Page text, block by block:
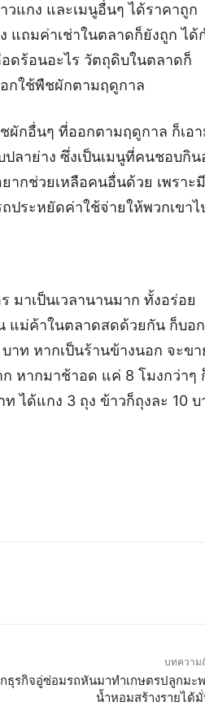
วแกง และเมนูอื่นๆ ได้ราคาถูก
แถมค่าเช่าในตลาดก็ยังถูก ได้
ดร้อนอะไร วัตถุดิบในตลาดก็
กใช้พืชผักตามฤดูกาล
ผักอื่นๆ ที่ออกตามฤดูกาล ก็เอ
ลาย่าง ซึ่งเป็นเมนูที่คนชอบกิน
ากช่วยเหลือคนอื่นด้วย เพราะมี
ประหยัดค่าใช้จ่ายให้พวกเขาไ
มาเป็นเวลานานมาก ทั้งอร่อย
แม่ค้าในตลาดสดด้วยกัน ก็บอ
าท หากเป็นร้านข้างนอก จะขา
หากมาช้าอด แค่ 8 โมงกว่าๆ
ได้แกง 3 ถุง ข้าวก็ถุงละ 10 บ
บทความ
กธุรกิจอู่ซ่อมรถหันมาทำเกษตรปลูกมะ
น้ำหอมสร้างรายได้